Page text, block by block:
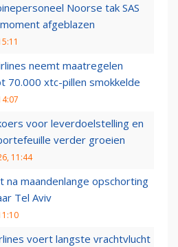
Noorse tak SAS
afgeblazen
neemt maatregelen
70.000 xtc-pillen smokkelde
voor leverdoelstelling en
verder groeien
11:44
na maandenlange opschorting
Tel Aviv
voert langste vrachtvlucht